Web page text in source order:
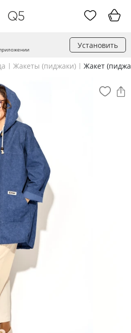
Установить
Жакеты (пиджаки) Жакет